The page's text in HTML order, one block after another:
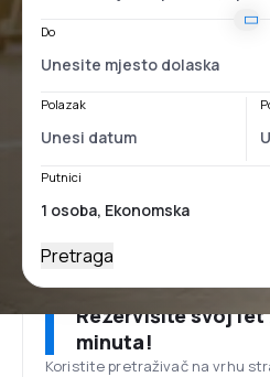
Do
Polazak
Putnici
Pretraga
Rezervišite svoj
minuta!
Koristite pretraživač na vrhu